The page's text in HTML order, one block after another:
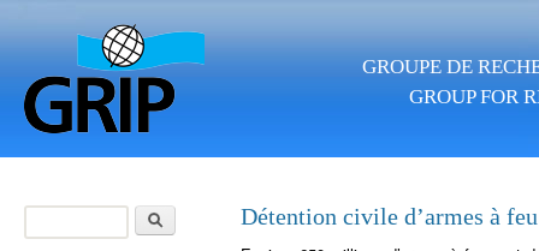
GROUPE DE
GROUP FOR
Détention civile d’armes à feu